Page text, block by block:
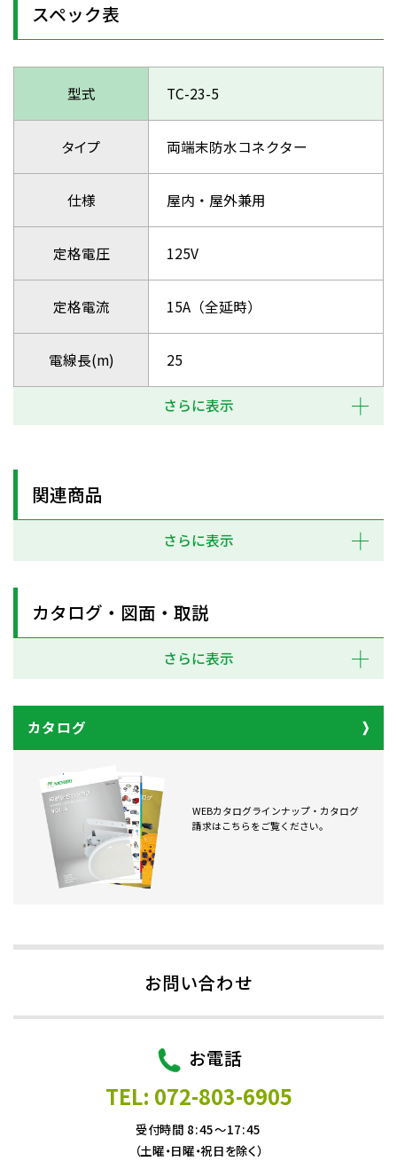
スペック表
型式 TC-23-5
タイプ 両端末防水コネクター
仕様 屋内・屋外兼用
定格電圧 125V
定格電流 15A（全延時）
電線長(m) 25
さらに表示
関連商品
さらに表示
カタログ・図面・取説
さらに表示
カタログ
WEBカタログラインナップ・カタログ
請求はこちらをご覧ください。
お問い合わせ
お電話
TEL: 072-803-6905
受付時間 8:45～17:45
（土曜・日曜・祝日を除く）